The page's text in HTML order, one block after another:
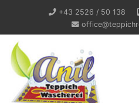
+43 2526 / 50 138